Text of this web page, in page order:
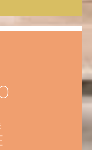
vivono in
ritmi, in
colori fusi col